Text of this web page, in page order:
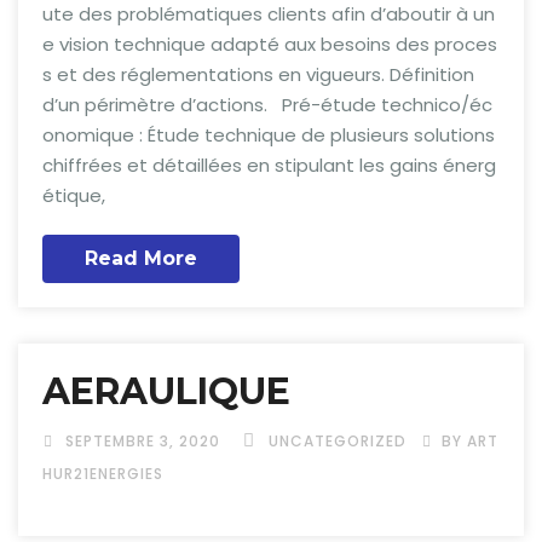
ute des problématiques clients afin d’aboutir à un
e vision technique adapté aux besoins des proces
s et des réglementations en vigueurs. Définition
d’un périmètre d’actions. Pré-étude technico/éc
onomique : Étude technique de plusieurs solutions
chiffrées et détaillées en stipulant les gains énerg
étique,
Read More
AERAULIQUE
SEPTEMBRE 3, 2020 UNCATEGORIZED
BY ART
HUR21ENERGIES